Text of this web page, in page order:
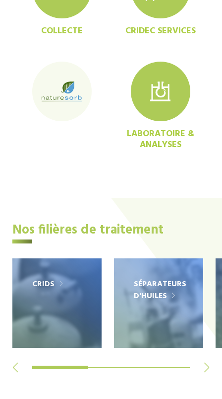
COLLECTE CRIDEC SERVICES
LABORATOIRE &
ANALYSES
Nos filières de traitement
CRIDS
SÉPARATEURS
D'HUILES